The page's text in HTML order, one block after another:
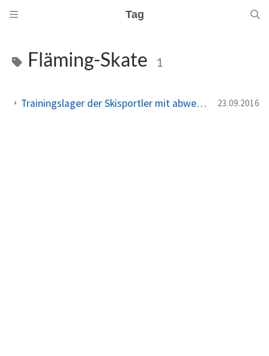
Tag
Fläming-Skate 1
Trainingslager der Skisportler mit abwechslungsreichem Programm 23.09.2016